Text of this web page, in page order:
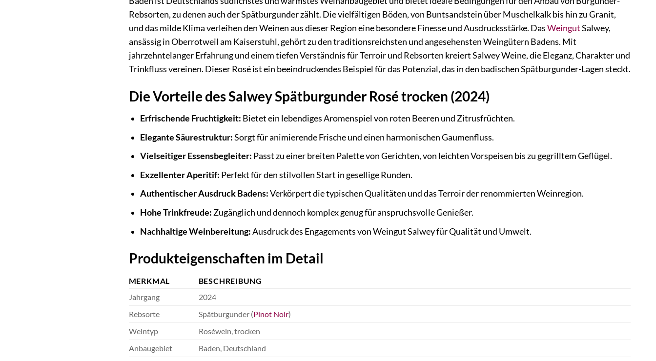
Rebsorten, zu denen auch der Spätburgunder zählt. Die vielfältigen Böden, von Buntsandstein über Muschelkalk bis hin zu Granit,
und das milde Klima verleihen den Weinen aus dieser Region eine besondere Finesse und Ausdrucksstärke. DasWeingutSalwey,
ansässig in Oberrotweil am Kaiserstuhl, gehört zu den traditionsreichsten und angesehensten Weingütern Badens. Mit
jahrzehntelanger Erfahrung und einem tiefen Verständnis für Terroir und Rebsorten kreiert Salwey Weine, die Eleganz, Charakter und
Trinkfluss vereinen. Dieser Rosé ist ein beeindruckendes Beispiel für das Potenzial, das in den badischen Spätburgunder-Lagen steckt.
Die Vorteile des Salwey Spätburgunder Rosé trocken (2024)
Erfrischende Fruchtigkeit: Bietet ein lebendiges Aromenspiel von roten Beeren und Zitrusfrüchten.
Elegante Säurestruktur:Sorgt für animierende Frische und einen harmonischen Gaumenfluss.
Vielseitiger Essensbegleiter: Passt zu einer breiten Palette von Gerichten, von leichten Vorspeisen bis zu gegrilltem Geflügel.
Exzellenter Aperitif: Perfekt für den stilvollen Start in gesellige Runden.
Authentischer Ausdruck Badens:Verkörpert die typischen Qualitäten und das Terroir der renommierten Weinregion.
Hohe Trinkfreude: Zugänglich und dennoch komplex genug für anspruchsvolle Genießer.
Nachhaltige Weinbereitung:Ausdruck des Engagements von Weingut Salwey für Qualität und Umwelt.
Produkteigenschaften im Detail
MERKMAL
BESCHREIBUNG
Jahrgang
2024
Rebsorte
Spätburgunder (Pinot Noir)
Weintyp
Roséwein, trocken
Anbaugebiet
Baden, Deutschland